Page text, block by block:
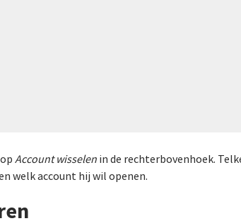
Account wisselen in de rechterbovenhoek.
welk account hij wil openen.